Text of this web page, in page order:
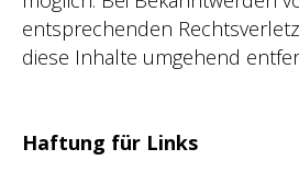
entsprechenden
diese Inhalte umgehend
Haftung für Links